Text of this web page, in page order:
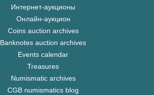
Интернет-аукционы
Онлайн-аукцион
Coins auction archives
Banknotes auction archives
Events calendar
Treasures
Numismatic archives
CGB numismatics blog